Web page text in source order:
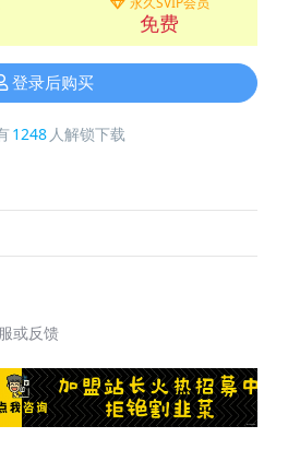
免费
登录后购买
1248 人解锁下载
或反馈